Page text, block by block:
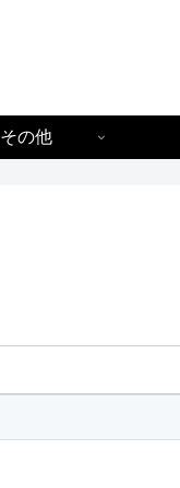
その他